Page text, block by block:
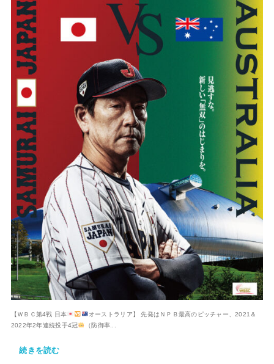
【ＷＢＣ第4戦 日本
オーストラリア】 先発はＮＰＢ最高のピッチャー、2021＆
2022年2年連続投手4冠
（防御率...
続きを読む